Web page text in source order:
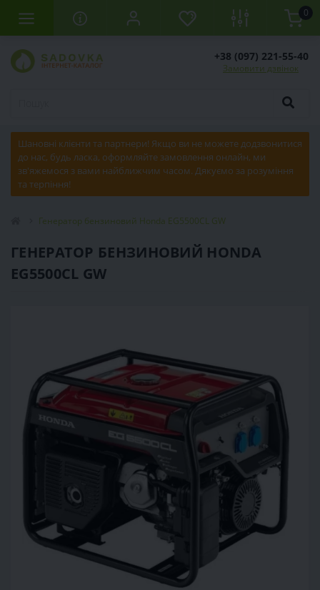
0
+38 (097) 221-55-40
Замовити дзвінок
Шановні клієнти та партнери! Якщо ви не можете додзвонитися
до нас, будь ласка, оформляйте замовлення онлайн, ми
зв'яжемося з вами найближчим часом. Дякуємо за розуміння
та терпіння!
Генератор бензиновий Honda EG5500CL GW
ГЕНЕРАТОР БЕНЗИНОВИЙ HONDA
EG5500CL GW